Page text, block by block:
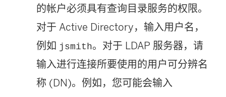
的帐户必须具有查询目录服务的权限。
对于 Active Directory，输入用户名，
例如 jsmith。对于 LDAP 服务器，请
输入进行连接所要使用的用户可分辨名
称 (DN)。例如，您可能会输入